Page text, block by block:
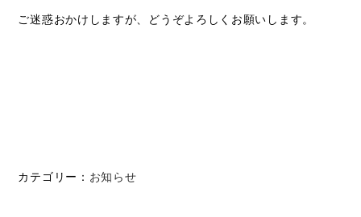
ご迷惑おかけしますが、どうぞよろしくお願いします。
カテゴリー： お知らせ